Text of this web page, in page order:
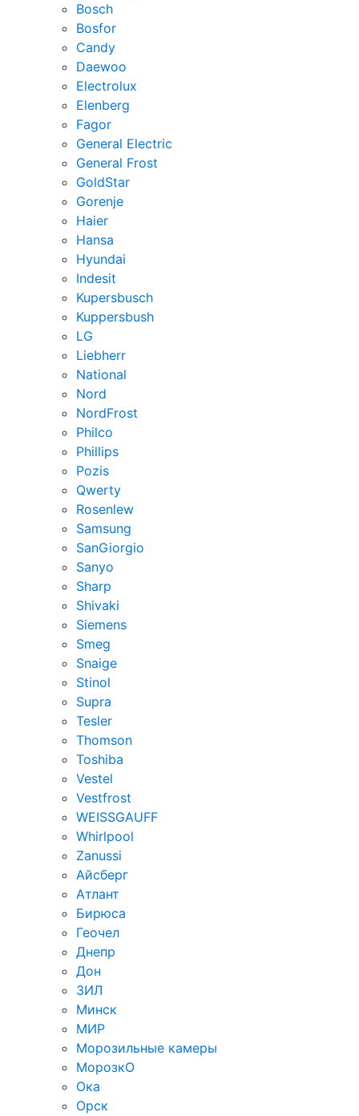
Bosch
Bosfor
Candy
Daewoo
Electrolux
Elenberg
Fagor
General Electric
General Frost
GoldStar
Gorenje
Haier
Hansa
Hyundai
Indesit
Kupersbusch
Kuppersbush
LG
Liebherr
National
Nord
NordFrost
Philco
Phillips
Pozis
Qwerty
Rosenlew
Samsung
SanGiorgio
Sanyo
Sharp
Shivaki
Siemens
Smeg
Snaige
Stinol
Supra
Tesler
Thomson
Toshiba
Vestel
Vestfrost
WEISSGAUFF
Whirlpool
Zanussi
Айсберг
Атлант
Бирюса
Геочел
Днепр
Дон
ЗИЛ
Минск
МИР
Морозильные камеры
МорозкО
Ока
Орск